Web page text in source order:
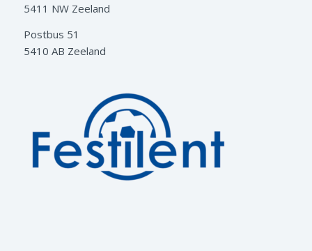
5411 NW Zeeland
Postbus 51
5410 AB Zeeland